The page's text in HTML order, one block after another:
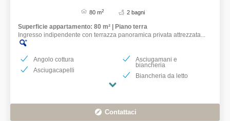
80 m2 2 bagni
Superficie appartamento: 80 m² | Piano terra
Ingresso indipendente con terrazza panoramica privata attrezzata...
Angolo cottura
Asciugacapelli
Asciugamani e
biancheria
Biancheria da letto
Contattaci